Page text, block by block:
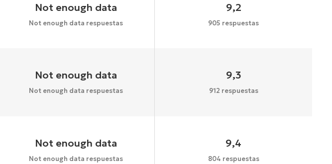
Not enough data
Not enough data respuestas
9,2
905 respuestas
Not enough data
Not enough data respuestas
9,3
912 respuestas
Not enough data
Not enough data respuestas
9,4
804 respuestas